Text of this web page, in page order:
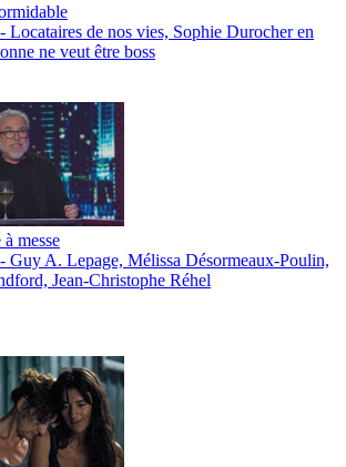
Locataires de nos vies, Sophie Durocher en
ne veut être boss
messe
Guy A. Lepage, Mélissa Désormeaux-Poulin,
Jean-Christophe Réhel